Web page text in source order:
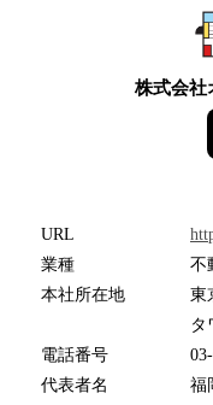
株式会社
URL
業種
不
本社所在地
東
タ
電話番号
代表者名
福